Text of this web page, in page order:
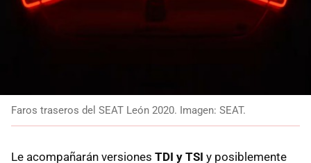
Faros traseros del SEAT León 2020. Imagen: SEAT.
Le acompañarán versiones TDI y TSI y posiblemente